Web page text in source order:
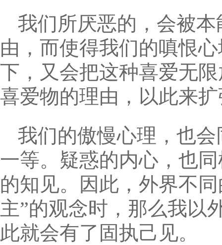
我们所厌恶的，会被
由，而使得我们的嗔恨
下，又会把这种喜爱无
喜爱物的理由，以此来
我们的傲慢心理，也
一等。疑惑的内心，也
的知见。因此，外界不
主”的观念时，那么我
此就会有了固执己见。